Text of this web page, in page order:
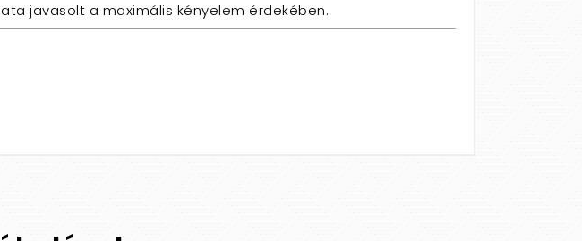
javasolt a maximális kényelem érdekében.